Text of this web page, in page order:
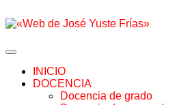
INICIO
DOCENCIA
Docencia de grado